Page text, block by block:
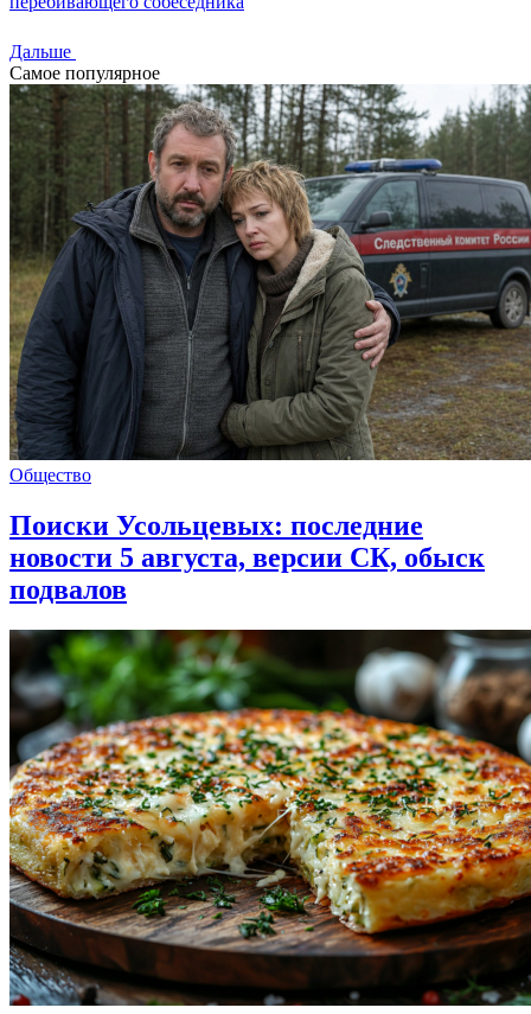
Дальше
Самое популярное
Общество
Поиски Усольцевых: последние
новости 5 августа, версии СК, обыск
подвалов